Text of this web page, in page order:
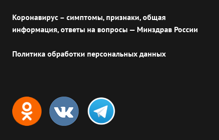
Коронавирус – симптомы, признаки, общая
информация, ответы на вопросы — Минздрав России
Политика обработки персональных данных